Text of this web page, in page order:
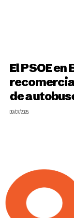
El PSOE
de
09/07/2026